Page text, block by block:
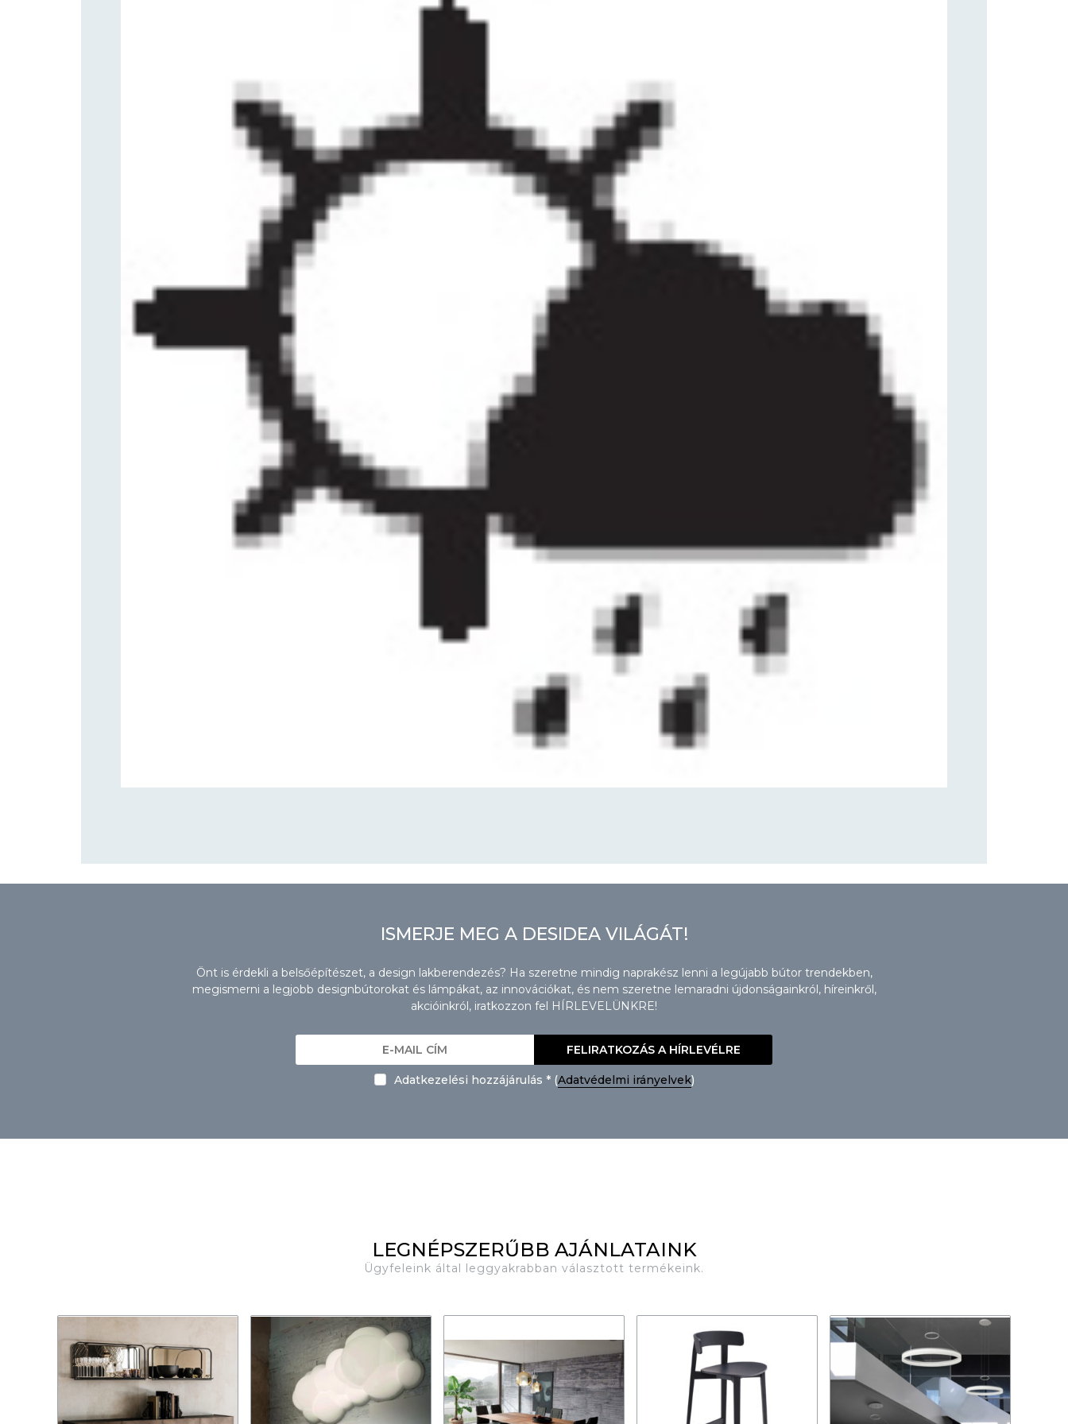
ISMERJE MEG A DESIDEA VILÁGÁT!
Önt is érdekli a belsőépítészet, a design lakberendezés? Ha szeretne mindig naprakész lenni a legújabb bútor trendekben,
megismerni a legjobb designbútorokat és lámpákat, az innovációkat, és nem szeretne lemaradni újdonságainkról, híreinkről,
akcióinkról, iratkozzon fel HÍRLEVELÜNKRE!
FELIRATKOZÁS A HÍRLEVÉLRE
Adatkezelési hozzájárulás * (Adatvédelmi irányelvek)
LEGNÉPSZERŰBB AJÁNLATAINK
Ügyfeleink által leggyakrabban választott termékeink.